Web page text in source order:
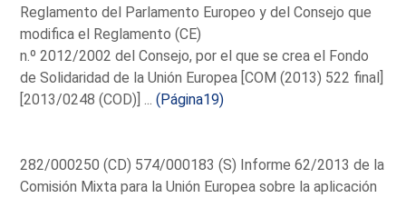
Reglamento del Parlamento Europeo y del Consejo que
modifica el Reglamento (CE)
n.º 2012/2002 del Consejo, por el que se crea el Fondo
de Solidaridad de la Unión Europea [COM (2013) 522 final]
[2013/0248 (COD)] ...(Página19)
282/000250 (CD) 574/000183 (S) Informe 62/2013 de la
Comisión Mixta para la Unión Europea sobre la aplicación